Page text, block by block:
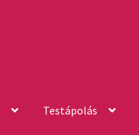
Testápolás